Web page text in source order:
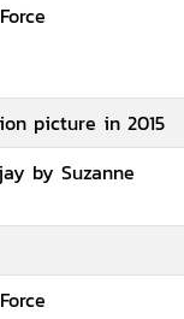
picture in 2015
by Suzanne